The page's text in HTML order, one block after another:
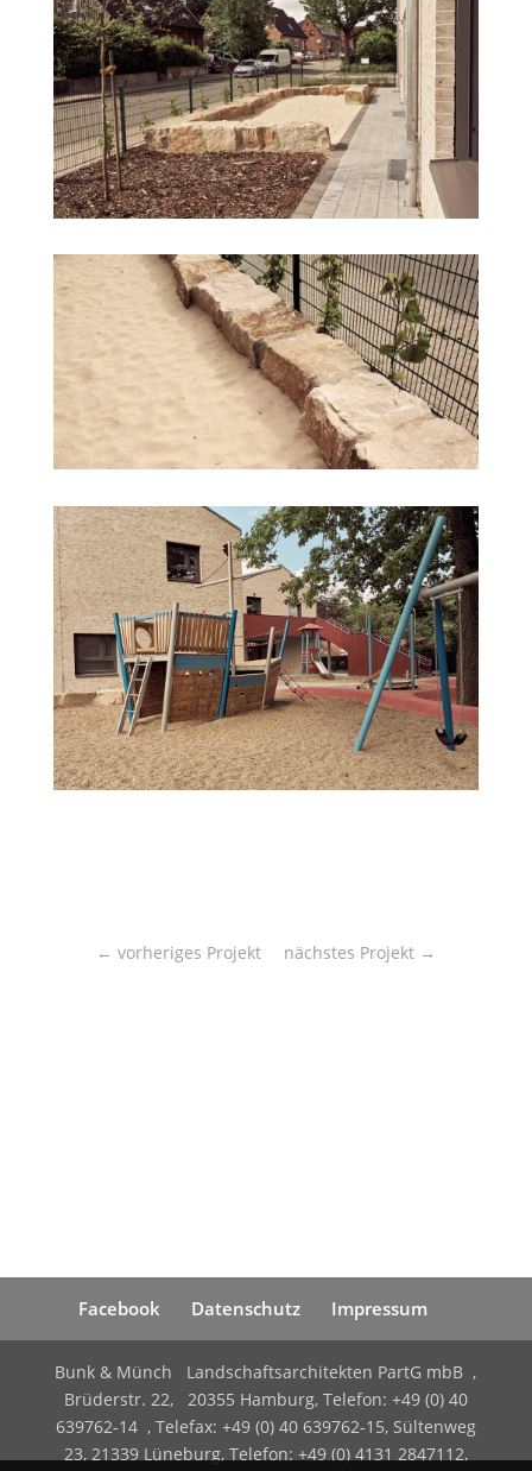
← vorheriges Projekt nächstes Projekt →
Facebook Datenschutz Impressum
Bunk & Münch Landschaftsarchitekten PartG mbB ,
Brüderstr. 22, 20355 Hamburg, Telefon: +49 (0) 40
639762-14 , Telefax: +49 (0) 40 639762-15, Sültenweg
23, 21339 Lüneburg, Telefon: +49 (0) 4131 2847112,